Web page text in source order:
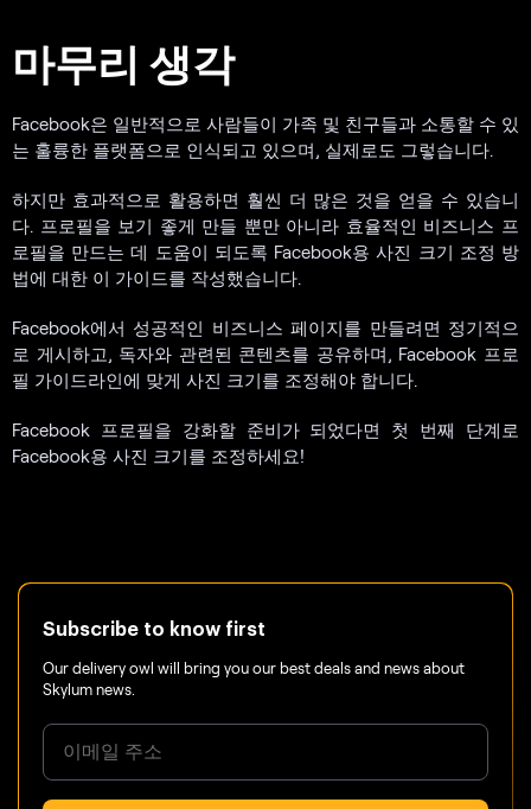
마무리 생각
Facebook은 일반적으로 사람들이 가족 및 친구들과 소통할 수 있
는 훌륭한 플랫폼으로 인식되고 있으며, 실제로도 그렇습니다.
하지만 효과적으로 활용하면 훨씬 더 많은 것을 얻을 수 있습니
다. 프로필을 보기 좋게 만들 뿐만 아니라 효율적인 비즈니스 프
로필을 만드는 데 도움이 되도록 Facebook용 사진 크기 조정 방
법에 대한 이 가이드를 작성했습니다.
Facebook에서 성공적인 비즈니스 페이지를 만들려면 정기적으
로 게시하고, 독자와 관련된 콘텐츠를 공유하며, Facebook 프로
필 가이드라인에 맞게 사진 크기를 조정해야 합니다.
Facebook 프로필을 강화할 준비가 되었다면 첫 번째 단계로
Facebook용 사진 크기를 조정하세요!
Subscribe to know first
Our delivery owl will bring you our best deals and news about
Skylum news.